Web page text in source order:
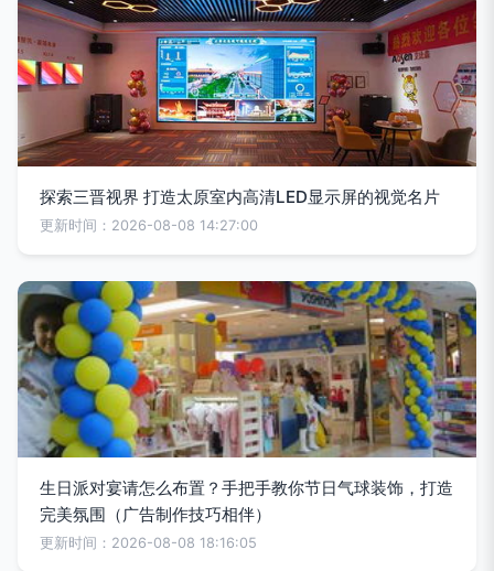
探索三晋视界 打造太原室内高清LED显示屏的视觉名片
更新时间：2026-08-08 14:27:00
生日派对宴请怎么布置？手把手教你节日气球装饰，打造
完美氛围（广告制作技巧相伴）
更新时间：2026-08-08 18:16:05